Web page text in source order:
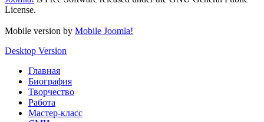
License.
Mobile version by Mobile Joomla!
Desktop Version
Главная
Биография
Творчество
Работа
Мастер-класс